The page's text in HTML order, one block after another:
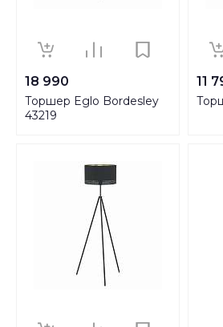
18 990
Торшер Eglo Bordesley
43219
11